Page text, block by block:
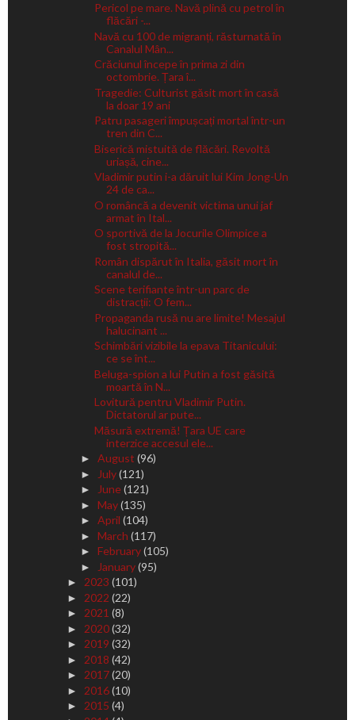
Pericol pe mare. Navă plină cu petrol în
flăcări -...
Navă cu 100 de migranți, răsturnată în
Canalul Mân...
Crăciunul începe în prima zi din
octombrie. Țara î...
Tragedie: Culturist găsit mort în casă
la doar 19 ani
Patru pasageri împușcați mortal într-un
tren din C...
Biserică mistuită de flăcări. Revoltă
uriașă, cine...
Vladimir putin i-a dăruit lui Kim Jong-Un
24 de ca...
O româncă a devenit victima unui jaf
armat în Ital...
O sportivă de la Jocurile Olimpice a
fost stropită...
Român dispărut în Italia, găsit mort în
canalul de...
Scene terifiante într-un parc de
distracții: O fem...
Propaganda rusă nu are limite! Mesajul
halucinant ...
Schimbări vizibile la epava Titanicului:
ce se înt...
Beluga-spion a lui Putin a fost găsită
moartă în N...
Lovitură pentru Vladimir Putin.
Dictatorul ar pute...
Măsură extremă! Țara UE care
interzice accesul ele...
► August (96)
► July(121)
► June(121)
► May(135)
► April (104)
► March (117)
► February(105)
► January(95)
► 2023 (101)
► 2022 (22)
► 2021 (8)
► 2020(32)
► 2019 (32)
► 2018 (42)
► 2017(20)
► 2016(10)
► 2015 (4)